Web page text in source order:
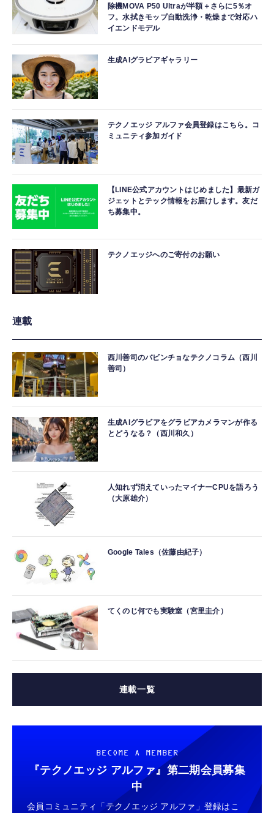
除機MOVA P50 Ultraが半額＋さらに5％オ
フ。水拭きモップ自動洗浄・乾燥まで対応ハ
イエンドモデル
生成AIグラビアギャラリー
テクノエッジ アルファ会員登録はこちら。コ
ミュニティ参加ガイド
【LINE公式アカウントはじめました】最新ガ
ジェットとテック情報をお届けします。友だ
ち募集中。
テクノエッジへのご寄付のお願い
連載
西川善司のバビンチョなテクノコラム（西川
善司）
生成AIグラビアをグラビアカメラマンが作る
とどうなる？（西川和久）
人知れず消えていったマイナーCPUを語ろう
（大原雄介）
Google Tales（佐藤由紀子）
てくのじ何でも実験室（宮里圭介）
連載一覧
BECOME A MEMBER
『テクノエッジ アルファ』 第二期会員募集
中
会員コミュニティ「テクノエッジ アルファ」登録はこ